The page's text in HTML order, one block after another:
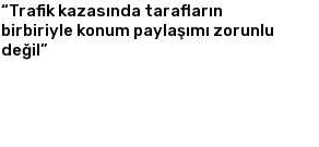
“Trafik kazasında tarafların
birbiriyle konum paylaşımı zorunlu
değil”